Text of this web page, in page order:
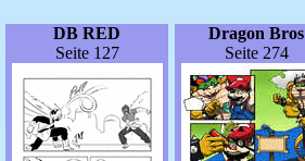
DB RED
Seite 127
Dragon Bros
Seite 274